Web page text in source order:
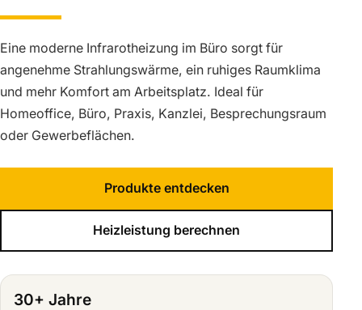
Eine moderne Infrarotheizung im Büro sorgt für
angenehme Strahlungswärme, ein ruhiges Raumklima
und mehr Komfort am Arbeitsplatz. Ideal für
Homeoffice, Büro, Praxis, Kanzlei, Besprechungsraum
oder Gewerbeflächen.
Produkte entdecken
Heizleistung berechnen
30+ Jahre